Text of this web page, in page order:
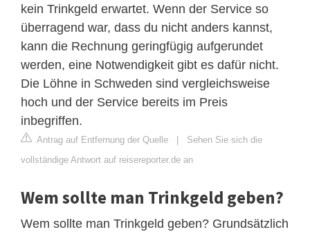
kein Trinkgeld erwartet. Wenn der Service so
überragend war, dass du nicht anders kannst,
kann die Rechnung geringfügig aufgerundet
werden, eine Notwendigkeit gibt es dafür nicht.
Die Löhne in Schweden sind vergleichsweise
hoch und der Service bereits im Preis
inbegriffen.
Antrag auf Entfernung der Quelle | Sehen Sie sich die
vollständige Antwort auf reisereporter.de an
Wem sollte man Trinkgeld geben?
Wem sollte man Trinkgeld geben? Grundsätzlich